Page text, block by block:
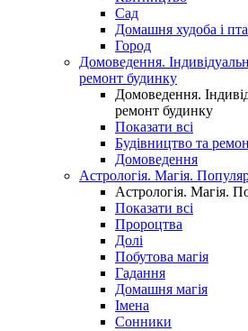
Сад
Домашня худоба і
Город
Домоведення.
ремонт будинку
Домоведення.
ремонт будинку
Показати всі
Будівництво та
Домоведення
Астрологія. Магія.
Астрологія. Магія.
Показати всі
Пророцтва
Долі
Побутова магія
Гадання
Домашня магія
Імена
Сонники